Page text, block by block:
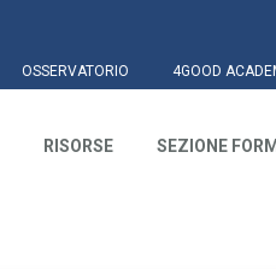
OSSERVATORIO 4GOOD
RISORSE SEZIONE